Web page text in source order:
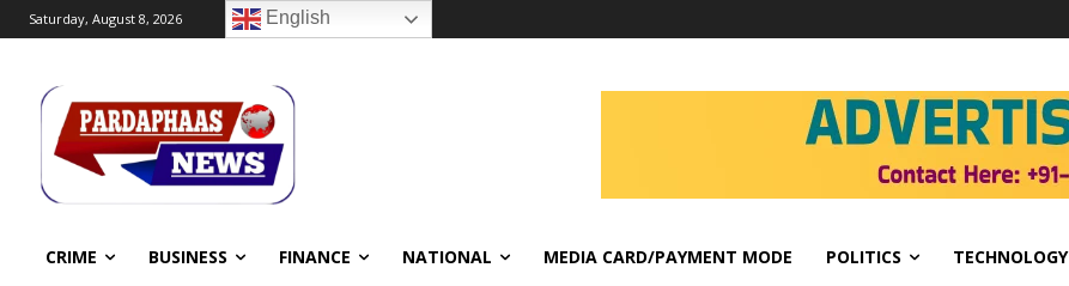
Saturday, August 8, 2026 English
CRIME BUSINESS FINANCE NATIONAL MEDIA CARD/PAYMENT MODE POLITICS TECHNOLOGY